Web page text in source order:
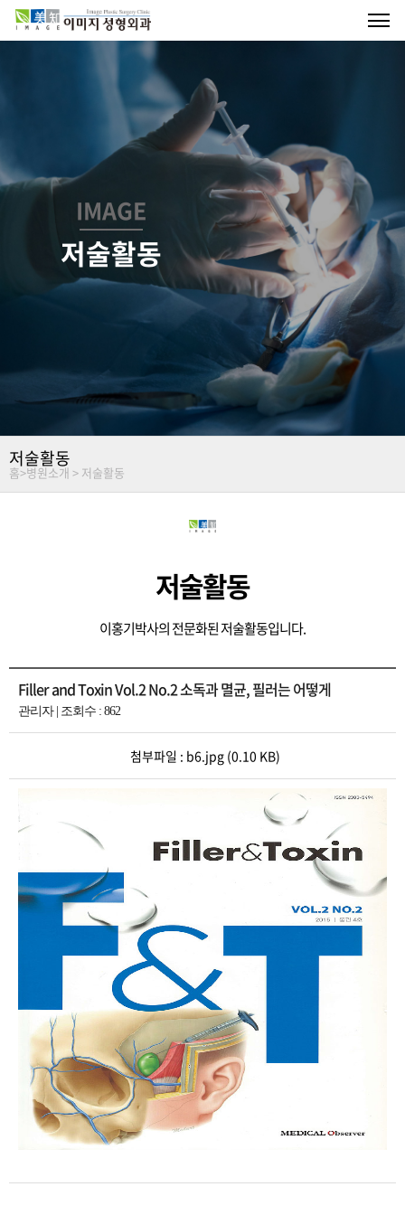
IMAGE
저술활동
저술활동
홈>병원소개 > 저술활동
저술활동
이홍기박사의 전문화된 저술활동입니다.
Filler and Toxin Vol.2 No.2 소독과 멸균, 필러는 어떻게
관리자 | 조회수 : 862
첨부파일 : b6.jpg (0.10 KB)